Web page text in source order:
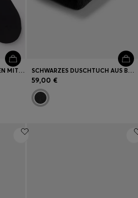
ZWEIERPACK KURZE SOCKEN MIT LOGO-DETAILS SCHWARZES DUSCHTUCH AUS BAUMWOLLE MIT LOGO-STICKEREI
59,00 €